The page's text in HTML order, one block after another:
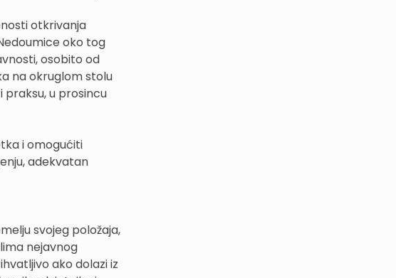
otkrivanja
oko tog
osobito od
na okruglom stolu
praksu, u prosincu
i omogućiti
adekvatan
svojeg položaja,
nejavnog
ako dolazi iz